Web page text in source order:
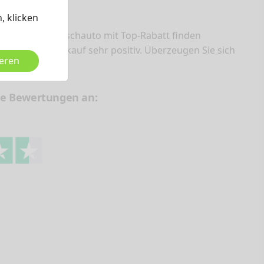
klicken
Neuwagen, keine
Reimporte
ihr Wunschauto mit Top-Rabatt finden
Neuwagenkauf sehr positiv. Überzeugen Sie sich
Bewertungen an: